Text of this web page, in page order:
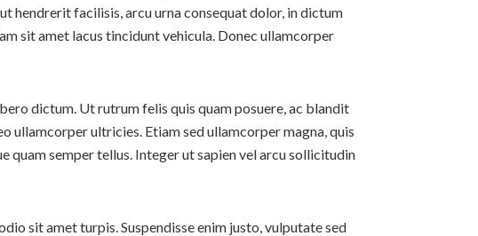
hendrerit facilisis, arcu urna consequat dolor, in dictum
sit amet lacus tincidunt vehicula. Donec ullamcorper
dictum. Ut rutrum felis quis quam posuere, ac blandit
ullamcorper ultricies. Etiam sed ullamcorper magna, quis
quam semper tellus. Integer ut sapien vel arcu sollicitudin
sit amet turpis. Suspendisse enim justo, vulputate sed